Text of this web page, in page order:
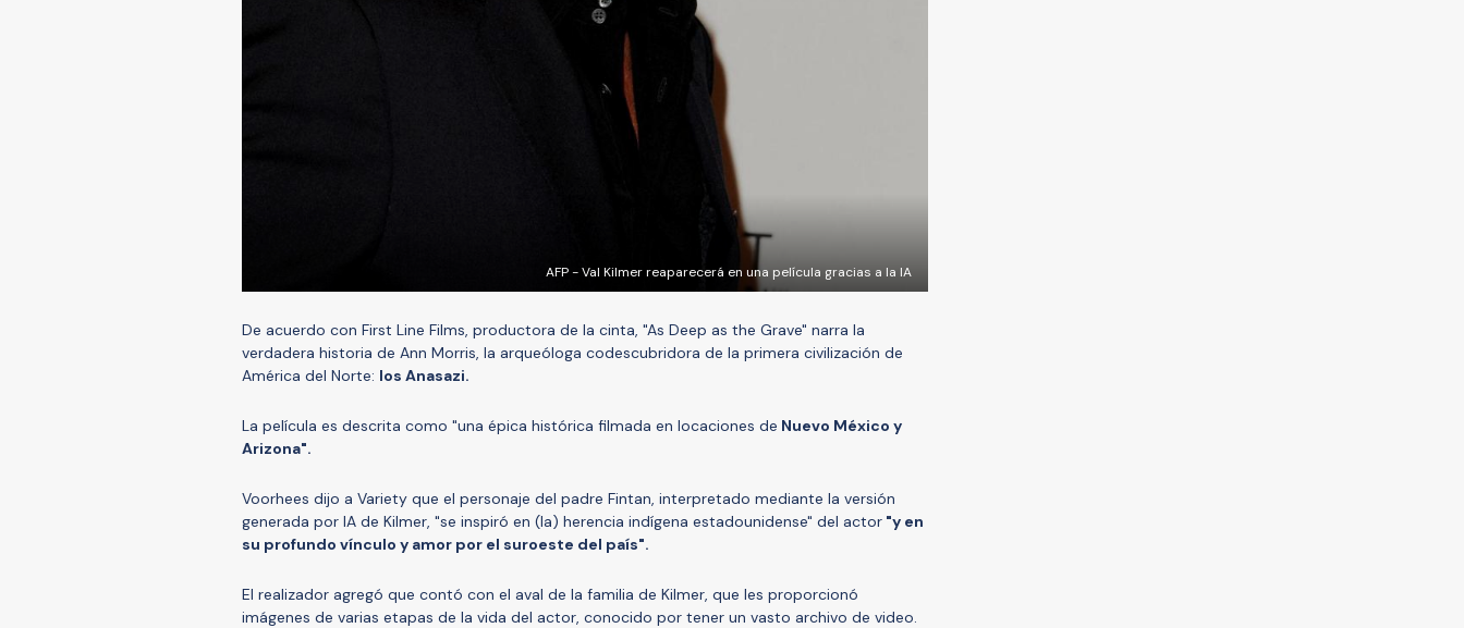
AFP - Val Kilmer reaparecerá en una película gracias a la IA
De acuerdo con First Line Films, productora de la cinta, "As Deep as the Grave" narra la
verdadera historia de Ann Morris, la arqueóloga codescubridora de la primera civilización de
América del Norte: los Anasazi.
La película es descrita como "una épica histórica filmada en locaciones de Nuevo México y
Arizona".
Voorhees dijo a Variety que el personaje del padre Fintan, interpretado mediante la versión
generada por IA de Kilmer, "se inspiró en (la) herencia indígena estadounidense" del actor "y en
su profundo vínculo y amor por el suroeste del país".
El realizador agregó que contó con el aval de la familia de Kilmer, que les proporcionó
imágenes de varias etapas de la vida del actor, conocido por tener un vasto archivo de video.